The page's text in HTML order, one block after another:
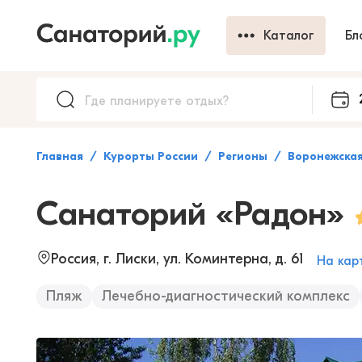
Каталог
Главная Курорты России Регионы
Санаторий «Радон»
Россия, г. Лиски, ул. Коминтерна, д. 61 На
Пляж Лечебно-диагностический комплекс